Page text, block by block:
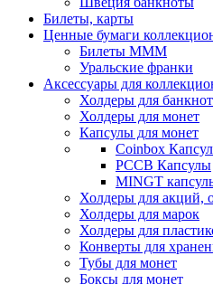
Билеты, карты
Ценные бумаги
Билеты МММ
Уральские франки
Аксессуары для
Холдеры для банкнот
Холдеры для монет
Капсулы для монет
Coinbox
РССВ Капсулы
MINGT
Холдеры для акций,
Холдеры для марок
Холдеры для
Конверты для
Тубы для монет
Боксы для монет